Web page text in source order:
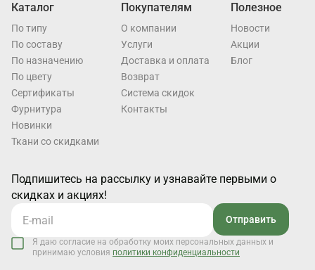
Каталог
По типу
По составу
По назначению
По цвету
Cертификаты
Фурнитура
Новинки
Ткани со скидками
Покупателям
О компании
Услуги
Доставка и оплата
Возврат
Система скидок
Контакты
Полезное
Новости
Акции
Блог
Подпишитесь на рассылку и узнавайте первыми о
скидках и акциях!
Отправить
Я даю согласие на обработку моих персональных данных и
принимаю условия политики конфиденциальности